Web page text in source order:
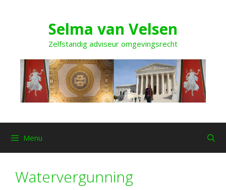
Selma van Velsen
Zelfstandig adviseur omgevingsrecht
Menu
Watervergunning